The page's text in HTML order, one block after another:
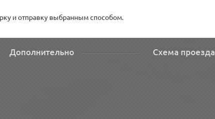
и отправку выбранным способом.
Дополнительно Схема проезда